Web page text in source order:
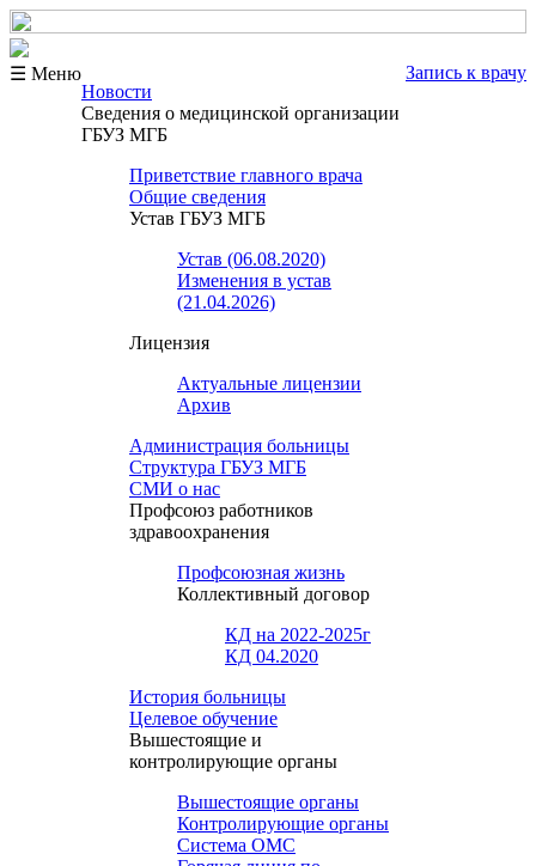
☰ Меню
Запись к врачу
Новости
Сведения о медицинской организации
ГБУЗ МГБ
Приветствие главного врача
Общие сведения
Устав ГБУЗ МГБ
Устав (06.08.2020)
Изменения в устав
(21.04.2026)
Лицензия
Актуальные лицензии
Архив
Администрация больницы
Структура ГБУЗ МГБ
СМИ о нас
Профсоюз работников
здравоохранения
Профсоюзная жизнь
Коллективный договор
КД на 2022-2025г
КД 04.2020
История больницы
Целевое обучение
Вышестоящие и
контролирующие органы
Вышестоящие органы
Контролирующие органы
Система ОМС